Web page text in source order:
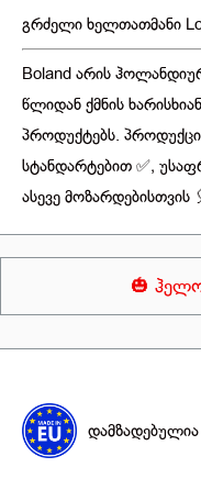
გრძელი ხელთათმანი
Boland არის
წლიდან ქმნის
პროდუქტებს.
სტანდარტებით ✅,
ასევე მოზარდებისთვის
🎃
დამზადებულია